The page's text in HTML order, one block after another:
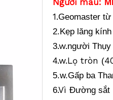
Người mẫu:
1.Geomaster
2.Kẹp lăng
3.w.người
4.w.Lọ tròn (
5.w.Gấp ba
6.Vì Đường sắt